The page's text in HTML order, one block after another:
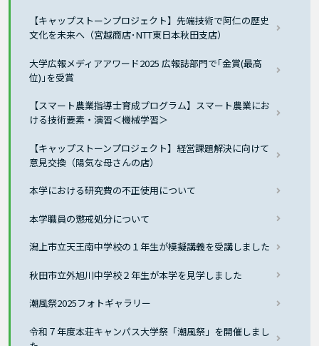
【キャップストーンプロジェクト】先端技術で阿仁の歴史
文化を未来へ（宮越商店･NTT東日本秋田支店）
大学広報メディアアワード2025 広報誌部門で｢金賞(最高
位)｣を受賞
【スマート農業指導士育成プログラム】スマート農業にお
ける技術要素・演習＜機械学習＞
【キャップストーンプロジェクト】経営課題解決に向けて
意見交換（陽気な母さんの店）
本学における研究費の不正使用について
本学職員の懲戒処分について
潟上市立天王南中学校の１年生が模擬講義を受講しました
秋田市立外旭川中学校２年生が本学を見学しました
潮風祭2025フォトギャラリー
令和７年度本荘キャンパス大学祭「潮風祭」を開催しまし